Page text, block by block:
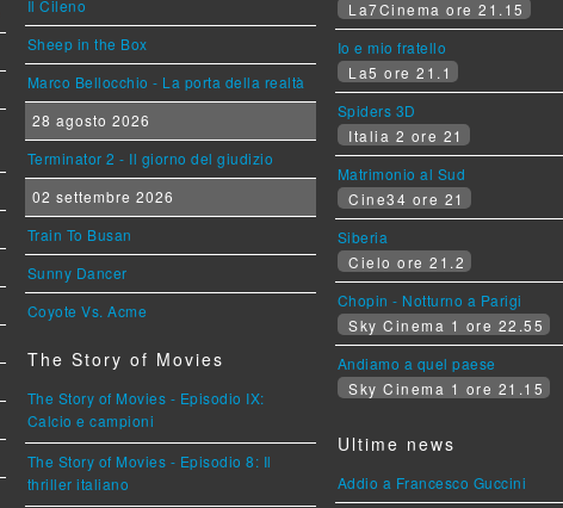
Il Cileno
Sheep in the Box
Marco Bellocchio - La porta della realtà
28 agosto 2026
Terminator 2 - Il giorno del giudizio
02 settembre 2026
Train To Busan
Sunny Dancer
Coyote Vs. Acme
The Story of Movies
The Story of Movies - Episodio IX:
Calcio e campioni
The Story of Movies - Episodio 8: Il
thriller italiano
La7Cinema ore 21.15
Io e mio fratello
La5 ore 21.1
Spiders 3D
Italia 2 ore 21
Matrimonio al Sud
Cine34 ore 21
Siberia
Cielo ore 21.2
Chopin - Notturno a Parigi
Sky Cinema 1 ore 22.55
Andiamo a quel paese
Sky Cinema 1 ore 21.15
Ultime news
Addio a Francesco Guccini